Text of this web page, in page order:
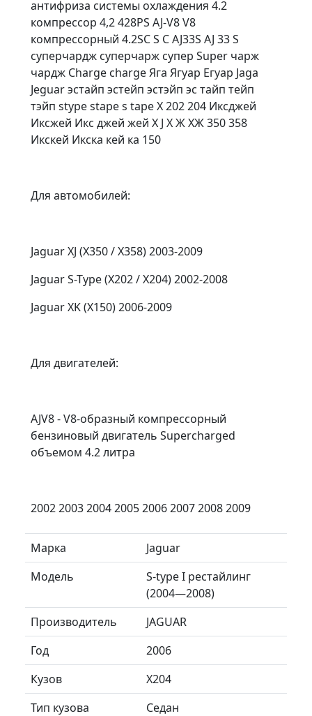
антифриза системы охлаждения 4.2
компрессор 4,2 428PS AJ-V8 V8
компрессорный 4.2SC S C AJ33S AJ 33 S
суперчардж суперчарж супер Super чарж
чардж Charge charge Яга Ягуар Егуар Jaga
Jeguar эстайп эстейп эстэйп эс тайп тейп
тэйп stype stape s tape X 202 204 Иксджей
Иксжей Икс джей жей X J Х Ж ХЖ 350 358
Икскей Икска кей ка 150
Для автомобилей:
Jaguar XJ (X350 / X358) 2003-2009
Jaguar S-Type (X202 / X204) 2002-2008
Jaguar XK (X150) 2006-2009
Для двигателей:
AJV8 - V8-образный компрессорный
бензиновый двигатель Supercharged
объемом 4.2 литра
2002 2003 2004 2005 2006 2007 2008 2009
Марка
Jaguar
Модель
S-type I рестайлинг
(2004—2008)
Производитель
JAGUAR
Год
2006
Кузов
X204
Тип кузова
Седан